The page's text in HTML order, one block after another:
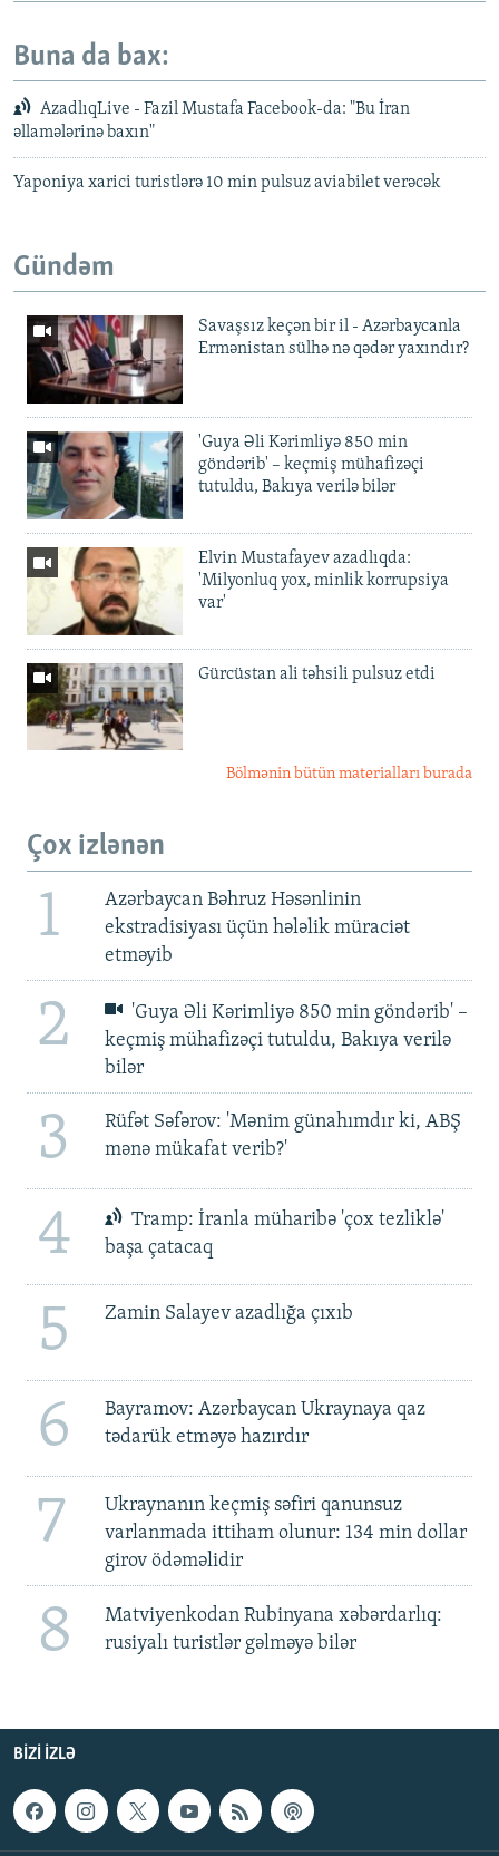
Buna da bax:
AzadlıqLive - Fazil Mustafa Facebook-da: "Bu İran
əllamələrinə baxın"
Yaponiya xarici turistlərə 10 min pulsuz aviabilet verəcək
Gündəm
Savaşsız keçən bir il - Azərbaycanla
Ermənistan sülhə nə qədər yaxındır?
'Guya Əli Kərimliyə 850 min
göndərib' – keçmiş mühafizəçi
tutuldu, Bakıya verilə bilər
Elvin Mustafayev azadlıqda:
'Milyonluq yox, minlik korrupsiya
var'
Gürcüstan ali təhsili pulsuz etdi
Bölmənin bütün materialları burada
Çox izlənən
1
Azərbaycan Bəhruz Həsənlinin
ekstradisiyası üçün hələlik müraciət
etməyib
2
'Guya Əli Kərimliyə 850 min göndərib' –
keçmiş mühafizəçi tutuldu, Bakıya verilə
bilər
3
Rüfət Səfərov: 'Mənim günahımdır ki, ABŞ
mənə mükafat verib?'
4
Tramp: İranla müharibə 'çox tezliklə'
başa çatacaq
5 Zamin Salayev azadlığa çıxıb
6
Bayramov: Azərbaycan Ukraynaya qaz
tədarük etməyə hazırdır
7
Ukraynanın keçmiş səfiri qanunsuz
varlanmada ittiham olunur: 134 min dollar
girov ödəməlidir
8
Matviyenkodan Rubinyana xəbərdarlıq:
rusiyalı turistlər gəlməyə bilər
BIZI IZLƏ